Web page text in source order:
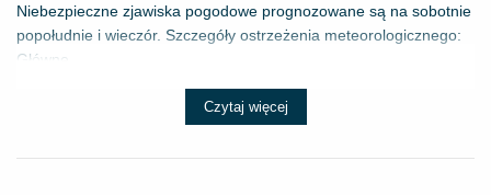
Niebezpieczne zjawiska pogodowe prognozowane są na sobotnie
popołudnie i wieczór. Szczegóły ostrzeżenia meteorologicznego:
Główne ...
Czytaj więcej